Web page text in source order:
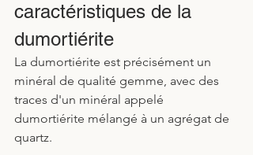
caractéristiques de la
dumortiérite
La dumortiérite est précisément un
minéral de qualité gemme, avec des
traces d'un minéral appelé
dumortiérite mélangé à un agrégat de
quartz.